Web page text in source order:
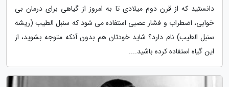
دانستید که از قرن دوم میلادی تا به امروز از گیاهی برای درمان بی
خوابی، اضطراب و فشار عصبی استفاده می شود که سنبل الطیب (ریشه
سنبل الطیب) نام دارد؟ شاید خودتان هم بدون آنکه متوجه بشوید، از
این گیاه استفاده کرده باشید....